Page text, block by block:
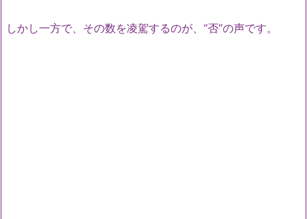
しかし一方で、その数を凌駕するのが、“否”の声です。